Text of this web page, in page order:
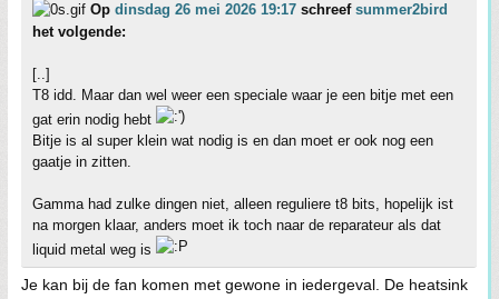
Op dinsdag 26 mei 2026 19:17 schreef summer2bird
het volgende:
[..]
T8 idd. Maar dan wel weer een speciale waar je een bitje met een
gat erin nodig hebt
Bitje is al super klein wat nodig is en dan moet er ook nog een
gaatje in zitten.
Gamma had zulke dingen niet, alleen reguliere t8 bits, hopelijk ist
na morgen klaar, anders moet ik toch naar de reparateur als dat
liquid metal weg is
Je kan bij de fan komen met gewone in iedergeval. De heatsink